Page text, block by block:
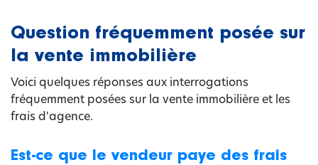
Question fréquemment posée sur
la vente immobilière
Voici quelques réponses aux interrogations
fréquemment posées sur la vente immobilière et les
frais d'agence.
Est-ce que le vendeur paye des frais